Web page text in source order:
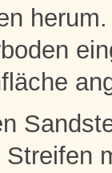
Streifen